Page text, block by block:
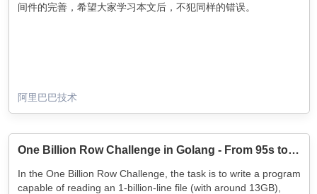
间件的完善，希望大家学习本文后，不犯同样的错误。
阿里巴巴技术
One Billion Row Challenge in Golang - From 95s to 1.96s
In the One Billion Row Challenge, the task is to write a program
capable of reading an 1-billion-line file (with around 13GB),